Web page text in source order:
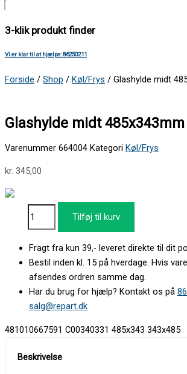
3-klik produkt finder
Vi er klar til at hjælpe: 86250211
Forside / Shop / Køl/Frys / Glashylde midt
Glashylde midt 485x343mm
Varenummer 664004 Kategori Køl/Frys
kr. 345,00
Tilføj til kurv
Fragt fra kun 39,- leveret direkte til dit
Bestil inden kl. 15 på hverdage. Hvis
afsendes ordren samme dag.
Har du brug for hjælp? Kontakt os på
salg@repart.dk
481010667591 C00340331 485x343 343x485